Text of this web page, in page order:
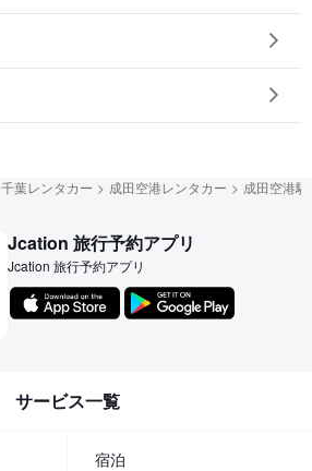
千葉レンタカー 成田空港レンタカー 成田空港
Jcation 旅行予約アプリ
Jcation 旅行予約アプリ
サービス一覧
宿泊